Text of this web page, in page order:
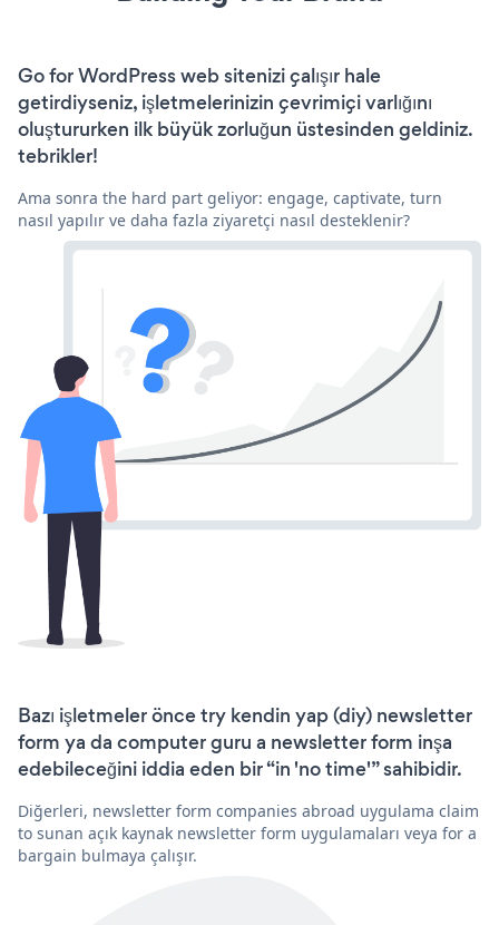
Go for WordPress web sitenizi çalışır hale
getirdiyseniz, işletmelerinizin çevrimiçi varlığını
oluştururken ilk büyük zorluğun üstesinden geldiniz.
tebrikler!
Ama sonra the hard part geliyor: engage, captivate, turn
nasıl yapılır ve daha fazla ziyaretçi nasıl desteklenir?
Bazı işletmeler önce try kendin yap (diy) newsletter
form ya da computer guru a newsletter form inşa
edebileceğini iddia eden bir “in 'no time'” sahibidir.
Diğerleri, newsletter form companies abroad uygulama claim
to sunan açık kaynak newsletter form uygulamaları veya for a
bargain bulmaya çalışır.